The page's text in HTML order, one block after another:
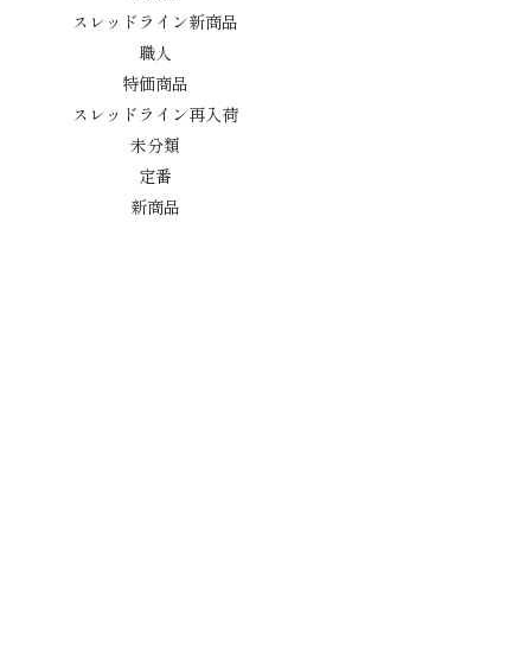
スレッドライン新商品
職人
特価商品
スレッドライン再入荷
未分類
定番
新商品